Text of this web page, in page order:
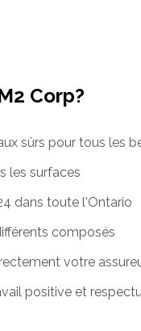
Corp?
sûrs pour tous les
les surfaces
dans toute l'Ontario
composés
votre
positive et